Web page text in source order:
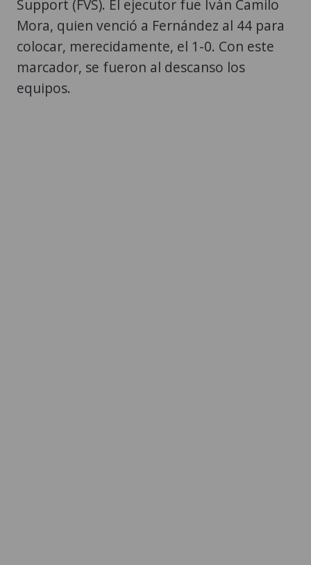
Support (FVS). El ejecutor fue Iván Camilo
Mora, quien venció a Fernández al 44 para
colocar, merecidamente, el 1-0. Con este
marcador, se fueron al descanso los
equipos.